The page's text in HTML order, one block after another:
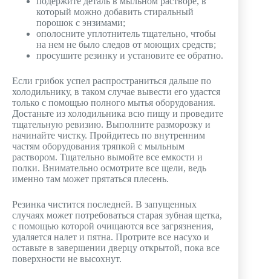
который можно добавить стиральный
порошок с энзимами;
ополосните уплотнитель тщательно, чтобы
на нем не было следов от моющих средств;
просушите резинку и установите ее обратно.
Если грибок успел распространиться дальше по
холодильнику, в таком случае вывести его удастся
только с помощью полного мытья оборудования.
Достаньте из холодильника всю пищу и проведите
тщательную ревизию. Выполните разморозку и
начинайте чистку. Пройдитесь по внутренним
частям оборудования тряпкой с мыльным
раствором. Тщательно вымойте все емкости и
полки. Внимательно осмотрите все щели, ведь
именно там может прятаться плесень.
Резинка чистится последней. В запущенных
случаях может потребоваться старая зубная щетка,
с помощью которой очищаются все загрязнения,
удаляется налет и пятна. Протрите все насухо и
оставьте в завершении дверцу открытой, пока все
поверхности не высохнут.